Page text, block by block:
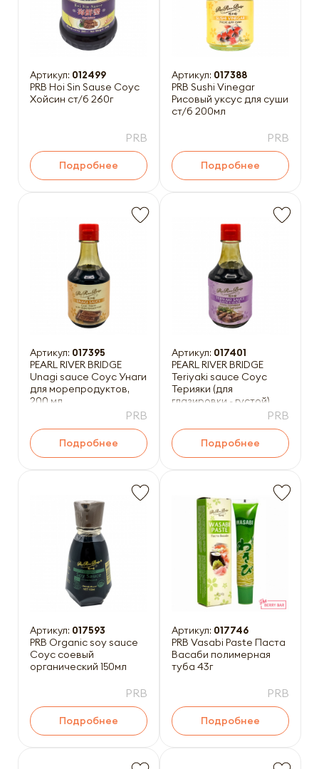
Артикул: 012499
PRB Hoi Sin Sause Соус
Хойсин ст/б 260г
PRB
Подробнее
Артикул: 017388
PRB Sushi Vinegar
Рисовый уксус для суши
ст/б 200мл
PRB
Подробнее
Артикул: 017395
PEARL RIVER BRIDGE
Unagi sauce Соус Унаги
для морепродуктов,
200 мл
PRB
Подробнее
Артикул: 017401
PEARL RIVER BRIDGE
Teriyaki sauce Соус
Терияки (для
глазировки - густой),
PRB
Подробнее
Артикул: 017593
PRB Organic soy sauce
Соус соевый
органический 150мл
PRB
Подробнее
Артикул: 017746
PRB Vasabi Paste Паста
Васаби полимерная
туба 43г
PRB
Подробнее